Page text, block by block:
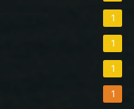
1
1
1
1